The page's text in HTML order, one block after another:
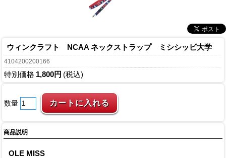
ウィンクラフト NCAA ネックストラップ ミシシッピ大学
4104200200166
特別価格 1,800円 (税込)
数量
商品説明
OLE MISS